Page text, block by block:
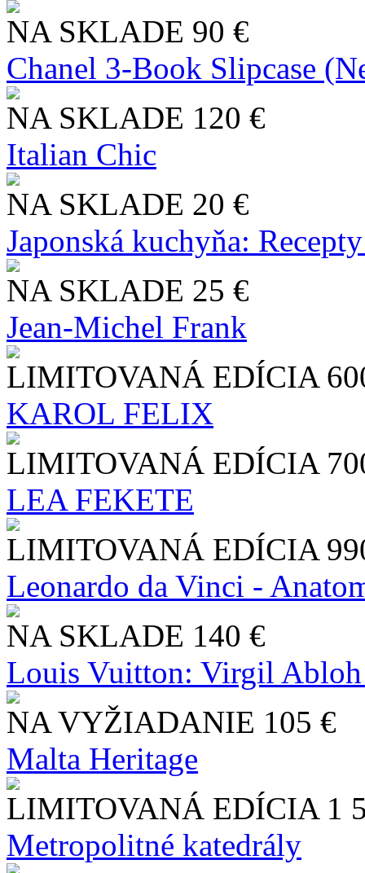
NA SKLADE 90 €
Chanel 3-Book Slipcase
NA SKLADE 120 €
Italian Chic
NA SKLADE 20 €
Japonská kuchyňa:
NA SKLADE 25 €
Jean-Michel Frank
LIMITOVANÁ EDÍCIA
KAROL FELIX
LIMITOVANÁ EDÍCIA
LEA FEKETE
LIMITOVANÁ EDÍCIA
Leonardo da Vinci -
NA SKLADE 140 €
Louis Vuitton: Virgil
NA VYŽIADANIE 105 €
Malta Heritage
LIMITOVANÁ EDÍCIA 1
Metropolitné katedrály